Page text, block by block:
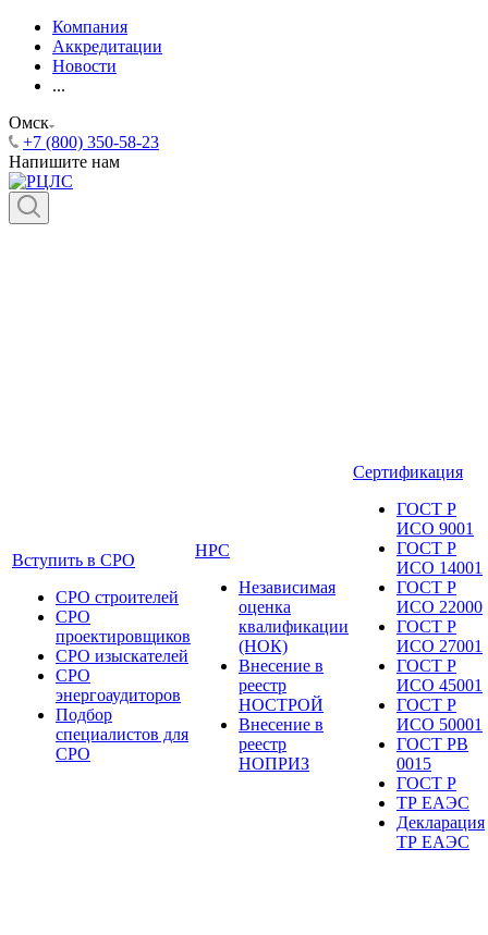
Компания
Аккредитации
Новости
...
Омск
+7 (800) 350-58-23
Напишите нам
Вступить в СРО
СРО строителей
СРО
проектировщиков
СРО изыскателей
СРО
энергоаудиторов
Подбор
специалистов для
СРО
НРС
Независимая
оценка
квалификации
(НОК)
Внесение в
реестр
НОСТРОЙ
Внесение в
реестр
НОПРИЗ
Сертификация
ГОСТ Р
ИСО 9001
ГОСТ Р
ИСО 14001
ГОСТ Р
ИСО 22000
ГОСТ Р
ИСО 27001
ГОСТ Р
ИСО 45001
ГОСТ Р
ИСО 50001
ГОСТ РВ
0015
ГОСТ Р
ТР ЕАЭС
Декларация
ТР ЕАЭС